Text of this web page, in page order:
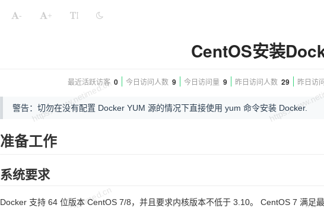
- +
CentOS安装
最近活跃访客 0 今日访问人数 9 今日访问量 9 昨日访问人数 29 昨日访
警告：切勿在没有配置 Docker YUM 源的情况下直接使用 yum 命令安装 Docker.
准备工作
系统要求
Docker 支持 64 位版本 CentOS 7/8，并且要求内核版本不低于 3.10。 CentOS 7 满足